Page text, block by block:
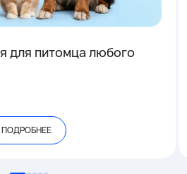
для питомца любого
ПОДРОБНЕЕ